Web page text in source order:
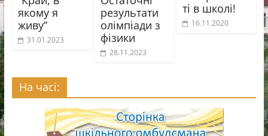
якому я
живу”
31.01.2023
результати
олімпіади з
фізики
28.11.2023
ті в школі!
16.11.2020
На часі: